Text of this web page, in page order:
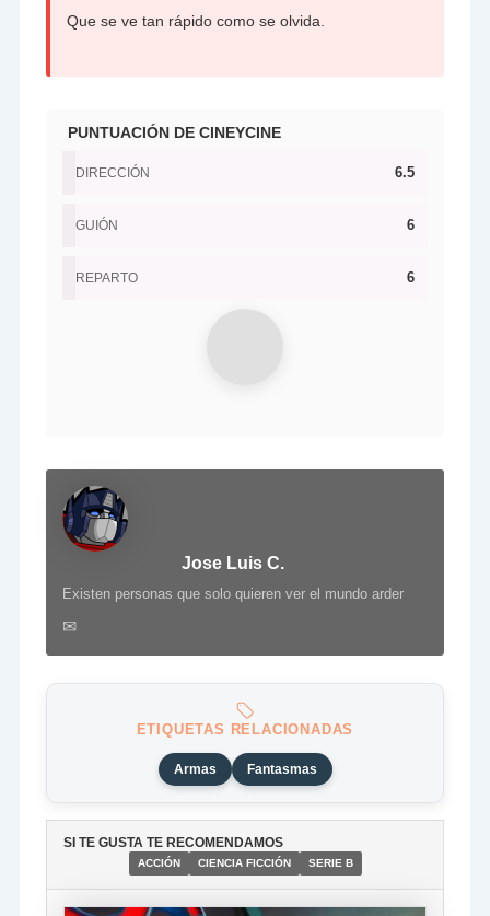
Que se ve tan rápido como se olvida.
PUNTUACIÓN DE CINEYCINE
DIRECCIÓN 6.5
GUIÓN 6
REPARTO 6
Jose Luis C.
Existen personas que solo quieren ver el mundo arder
✉
ETIQUETAS RELACIONADAS
Armas Fantasmas
SI TE GUSTA TE RECOMENDAMOS
ACCIÓN CIENCIA FICCIÓN SERIE B